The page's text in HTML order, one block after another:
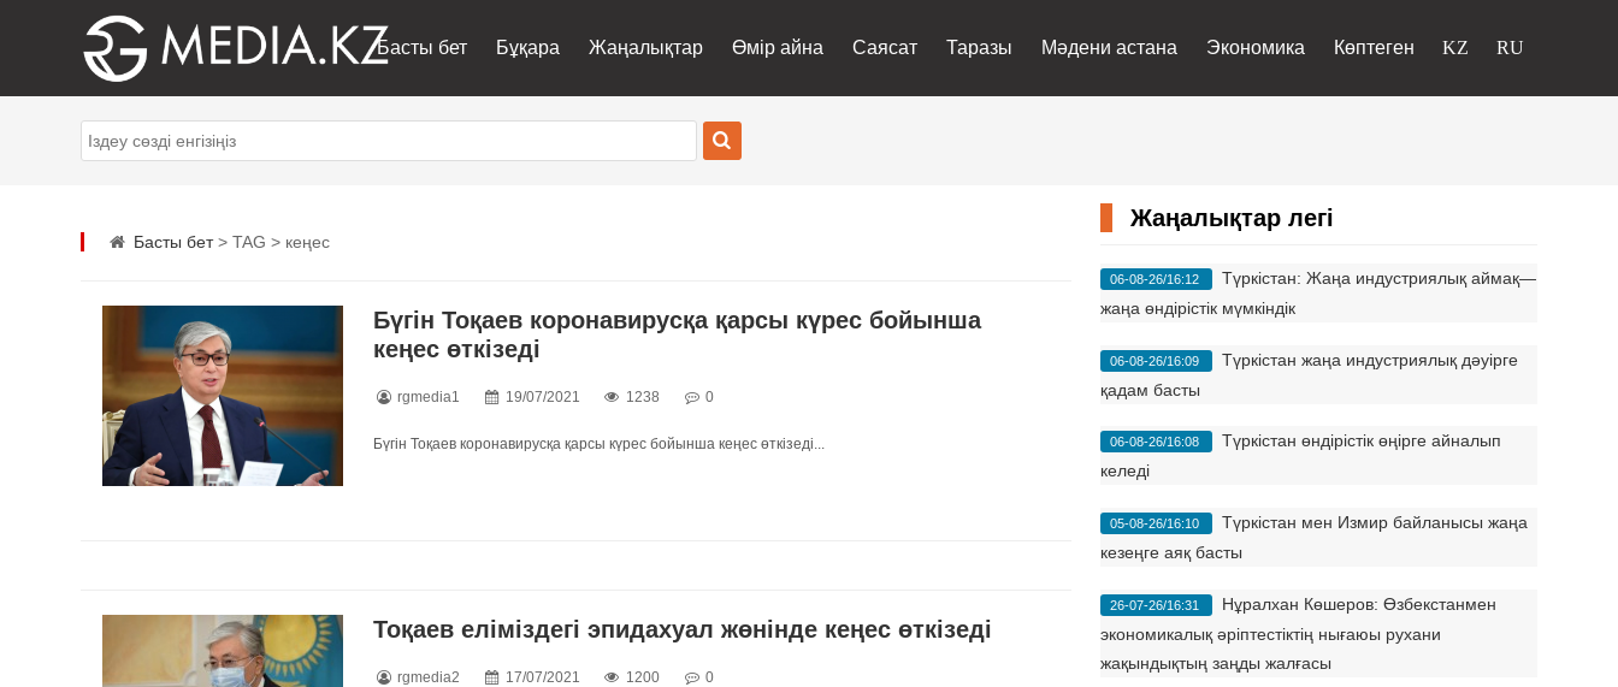
Басты бет Бұқара Жаңалықтар Өмір айна Саясат Таразы Мәдени астана Экономика Көптеген
Басты бет> TAG > кеңес
Бүгін Тоқаев коронавирусқа қарсы күрес бойынша
кеңес өткізеді
rgmedia1 19/07/2021 1238 0
Бүгін Тоқаев коронавирусқа қарсы күрес бойынша кеңес өткізеді...
Тоқаев еліміздегі эпидахуал жөнінде кеңес өткізеді
rgmedia2 17/07/2021 1200 0
Жаңалықтар легі
06-08-26/16:12
Түркістан: Жаңа индустриялық аймақ—
жаңа өндірістік мүмкіндік
06-08-26/16:09
Түркістан жаңа индустриялық дәуірге
қадам басты
06-08-26/16:08
Түркістан өндірістік өңірге айналып
келеді
05-08-26/16:10
Түркістан мен Измир байланысы жаңа
кезеңге аяқ басты
26-07-26/16:31
Нұралхан Көшеров: Өзбекстанмен
экономикалық әріптестіктің нығаюы рухани
жақындықтың заңды жалғасы